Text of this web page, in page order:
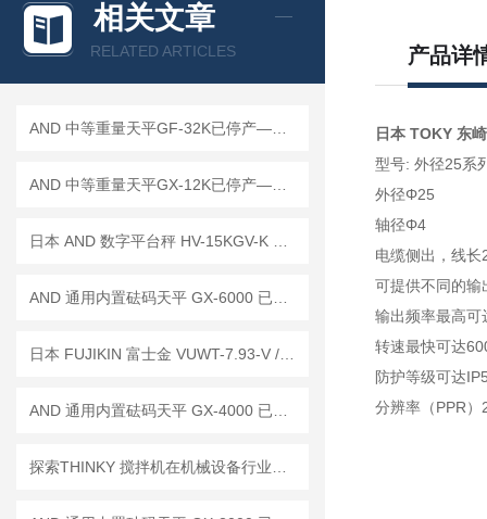
相关文章
RELATED ARTICLES 产品详
日本 TOKY 东
型号: 外径25系
外径Φ25
轴径Φ4
电缆侧出，线长
可提供不同的输
输出频率最高可
转速最快可达
防护等级可达
分辨率（PPR）